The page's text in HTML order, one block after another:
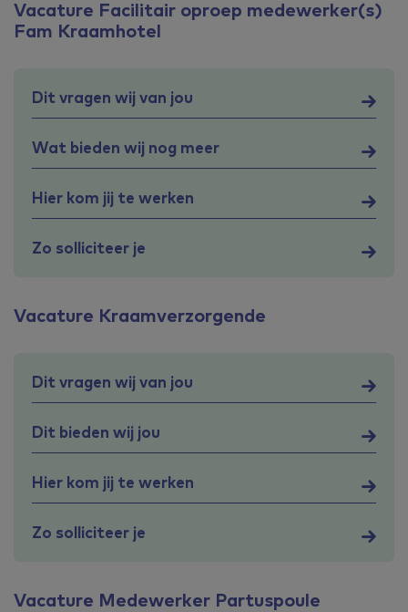
Vacature Facilitair oproep medewerker(s)
Fam Kraamhotel
Dit vragen wij van jou
Wat bieden wij nog meer
Hier kom jij te werken
Zo solliciteer je
Vacature Kraamverzorgende
Dit vragen wij van jou
Dit bieden wij jou
Hier kom jij te werken
Zo solliciteer je
Vacature Medewerker Partuspoule